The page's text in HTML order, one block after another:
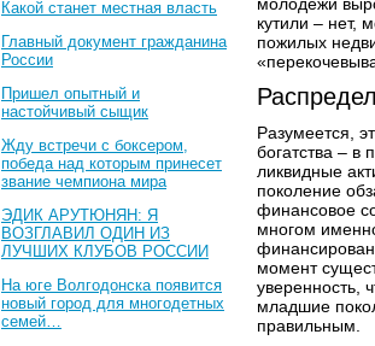
Какой станет местная власть
Главный документ гражданина
России
Пришел опытный и
настойчивый сыщик
Жду встречи с боксером,
победа над которым принесет
звание чемпиона мира
ЭДИК АРУТЮНЯН: Я
ВОЗГЛАВИЛ ОДИН ИЗ
ЛУЧШИХ КЛУБОВ РОССИИ
На юге Волгодонска появится
новый город для многодетных
семей…
кутили – нет,
пожилых
Разумеется,
богатства – в
ликвидные
поколение
финансовое
многом
момент
уверенность,
младшие
правильным.